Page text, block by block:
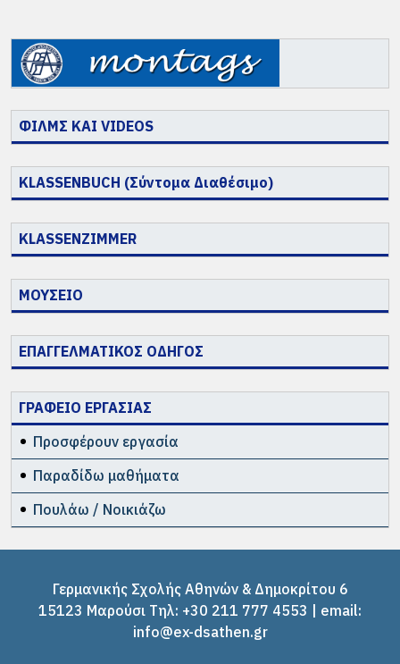
ΦΙΛΜΣ ΚΑΙ VIDEOS
KLASSENBUCH (Σύντομα Διαθέσιμο)
KLASSENZIMMER
ΜΟΥΣΕΙΟ
ΕΠΑΓΓΕΛΜΑΤΙΚΟΣ ΟΔΗΓΟΣ
ΓΡΑΦΕΙΟ ΕΡΓΑΣΙΑΣ
Προσφέρουν εργασία
Παραδίδω μαθήματα
Πουλάω / Νοικιάζω
Γερμανικής Σχολής Αθηνών & Δημοκρίτου 6
15123 Μαρούσι Tηλ: +30 211 777 4553 | email:
info@ex-dsathen.gr